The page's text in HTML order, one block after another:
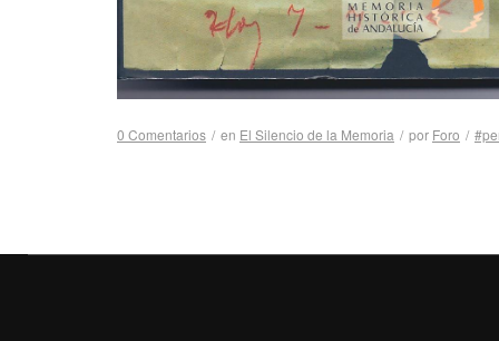
0 Comentarios / en El Silencio de la Memoria / por Foro /